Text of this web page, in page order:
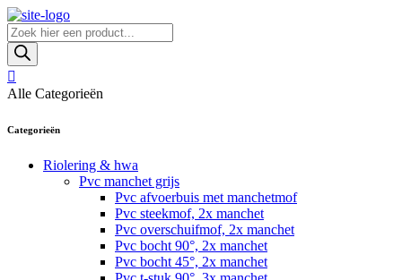
Skip
to
content
Producten
zoeken
Alle Categorieën
Categorieën
Riolering & hwa
Pvc manchet grijs
Pvc afvoerbuis met manchetmof
Pvc steekmof, 2x manchet
Pvc overschuifmof, 2x manchet
Pvc bocht 90°, 2x manchet
Pvc bocht 45°, 2x manchet